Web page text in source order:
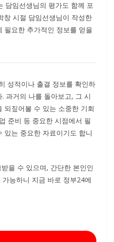
담임선생님의 평가도 함께 포
창 시절 담임선생님이 작성한
필요한 추가적인 정보를 얻을
성적이나 출결 정보를 확인하
과거의 나를 돌아보고, 그 시
되짚어볼 수 있는 소중한 기회
준비 등 중요한 시점에서 필
있는 중요한 자료이기도 합니
을 수 있으며, 간단한 본인인
능하니 지금 바로 정부24에